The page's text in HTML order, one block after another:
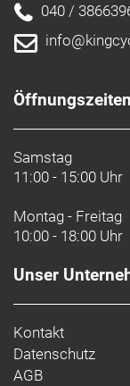
040 /
Öffnungszeiten
Samstag
11:00 - 15:00 Uhr
Montag - Freitag
10:00 - 18:00 Uhr
Unser
Kontakt
Datenschutz
AGB